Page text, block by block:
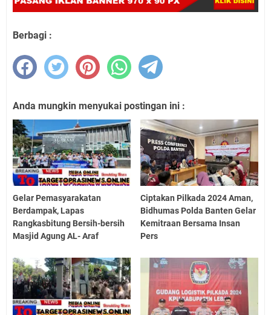
Berbagi :
Anda mungkin menyukai postingan ini :
Gelar Pemasyarakatan
Berdampak, Lapas
Rangkasbitung Bersih-bersih
Masjid Agung AL- Araf
Ciptakan Pilkada 2024 Aman,
Bidhumas Polda Banten Gelar
Kemitraan Bersama Insan
Pers